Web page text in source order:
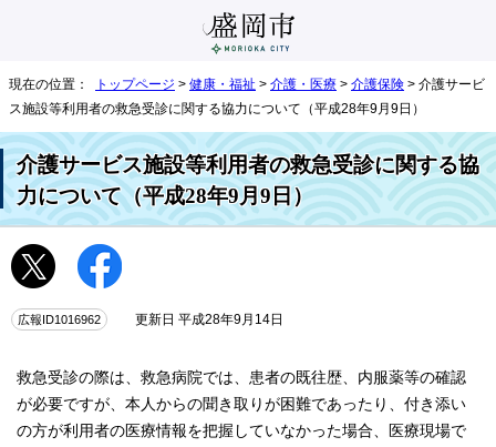
現在の位置： トップページ > 健康・福祉 > 介護・医療 > 介護保険 > 介護サービ
ス施設等利用者の救急受診に関する協力について（平成28年9月9日）
介護サービス施設等利用者の救急受診に関する協
力について（平成28年9月9日）
広報ID1016962 更新日 平成28年9月14日
救急受診の際は、救急病院では、患者の既往歴、内服薬等の確認
が必要ですが、本人からの聞き取りが困難であったり、付き添い
の方が利用者の医療情報を把握していなかった場合、医療現場で